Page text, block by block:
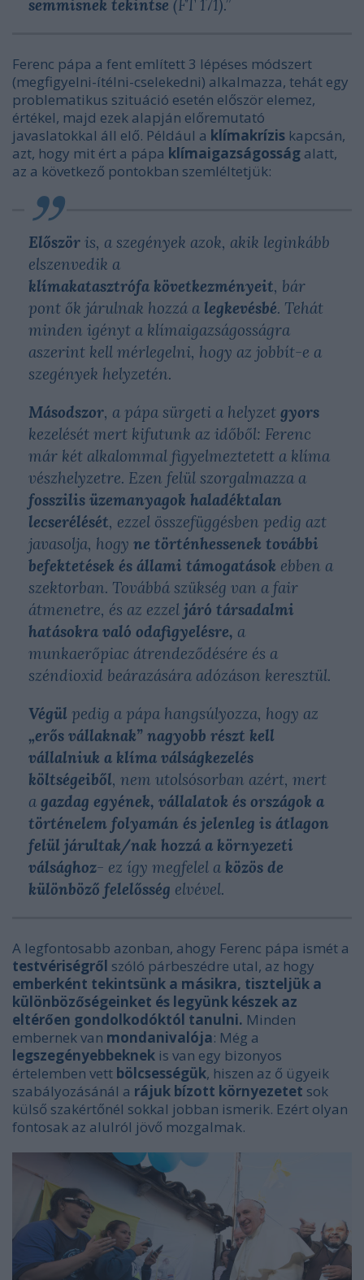
semmisnek tekintse (FT 171).”
Ferenc pápa a fent említett 3 lépéses módszert
(megfigyelni-ítélni-cselekedni) alkalmazza, tehát egy
problematikus szituáció esetén először elemez,
értékel, majd ezek alapján előremutató
javaslatokkal áll elő. Például a klímakrízis kapcsán,
azt, hogy mit ért a pápa klímaigazságosság alatt,
az a következő pontokban szemléltetjük:
Először is, a szegények azok, akik leginkább
elszenvedik a
klímakatasztrófa következményeit, bár
pont ők járulnak hozzá a legkevésbé. Tehát
minden igényt a klímaigazságosságra
aszerint kell mérlegelni, hogy az jobbít-e a
szegények helyzetén.
Másodszor, a pápa sürgeti a helyzet gyors
kezelését mert kifutunk az időből: Ferenc
már két alkalommal figyelmeztetett a klíma
vészhelyzetre. Ezen felül szorgalmazza a
fosszilis üzemanyagok haladéktalan
lecserélését, ezzel összefüggésben pedig azt
javasolja, hogy ne történhessenek további
befektetések és állami támogatások ebben a
szektorban. Továbbá szükség van a fair
átmenetre, és az ezzel járó társadalmi
hatásokra való odafigyelésre, a
munkaerőpiac átrendeződésére és a
széndioxid beárazására adózáson keresztül.
Végül pedig a pápa hangsúlyozza, hogy az
„erős vállaknak” nagyobb részt kell
vállalniuk a klíma válságkezelés
költségeiből, nem utolsósorban azért, mert
a gazdag egyének, vállalatok és országok a
történelem folyamán és jelenleg is átlagon
felül járultak/nak hozzá a környezeti
válsághoz- ez így megfelel a közös de
különböző felelősség elvével.
A legfontosabb azonban, ahogy Ferenc pápa ismét a
testvériségről szóló párbeszédre utal, az hogy
emberként tekintsünk a másikra, tiszteljük a
különbözőségeinket és legyünk készek az
eltérően gondolkodóktól tanulni. Minden
embernek van mondanivalója: Még a
legszegényebbeknek is van egy bizonyos
értelemben vett bölcsességük, hiszen az ő ügyeik
szabályozásánál a rájuk bízott környezetet sok
külső szakértőnél sokkal jobban ismerik. Ezért olyan
fontosak az alulról jövő mozgalmak.